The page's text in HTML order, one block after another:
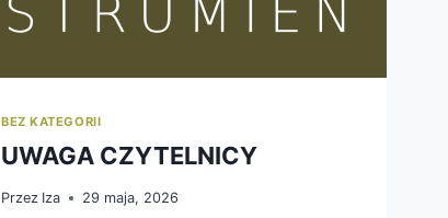
BEZ KATEGORII
UWAGA CZYTELNICY
Przez Iza 29 maja, 2026